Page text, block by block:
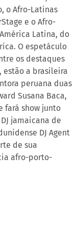
o Afro-Latinas
e o Afro-
Latina, do
O espetáculo
os destaques
estão a brasileira
peruana duas
Susana Baca,
fará show junto
jamaicana de
DJ Agent
de sua
afro-porto-